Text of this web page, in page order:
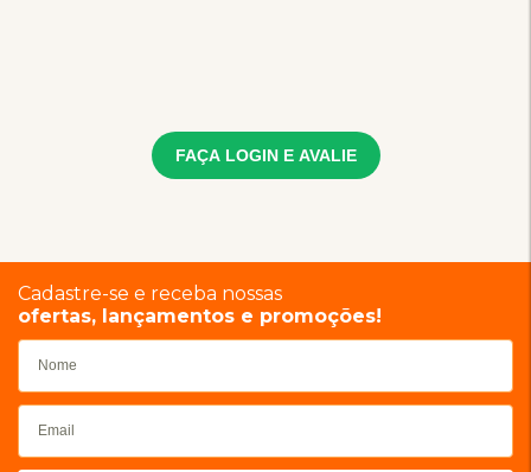
FAÇA LOGIN E AVALIE
Cadastre-se e receba nossas
ofertas, lançamentos e promoções!